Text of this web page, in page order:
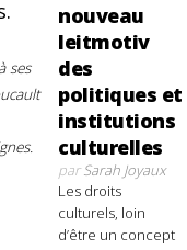
ses
nouveau
leitmotiv
des
politiques et
institutions
culturelles
parSarah Joyaux
Les droits
culturels, loin
d’être un concept